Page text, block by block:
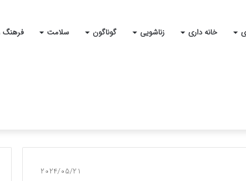
خانه داری زناشویی گوناگون سلامت فرهنگ
2024/05/21